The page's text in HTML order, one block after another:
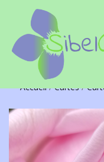
Accueil/Cartes/